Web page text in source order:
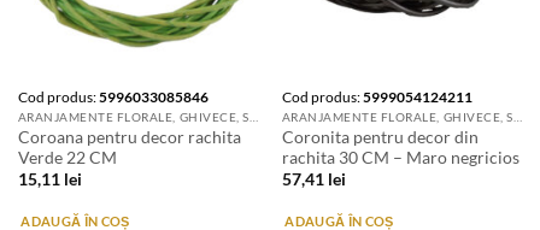
Cod produs:5996033085846
Coroana pentru decor rachita
Verde 22 CM
15,11 lei
ADAUGĂ ÎN COȘ
Cod produs:5999054124211
Coronita pentru decor din
rachita 30 CM – Maro negricios
57,41 lei
ADAUGĂ ÎN COȘ